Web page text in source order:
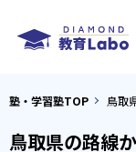
塾・学習塾TOP 鳥取
鳥取県の路線